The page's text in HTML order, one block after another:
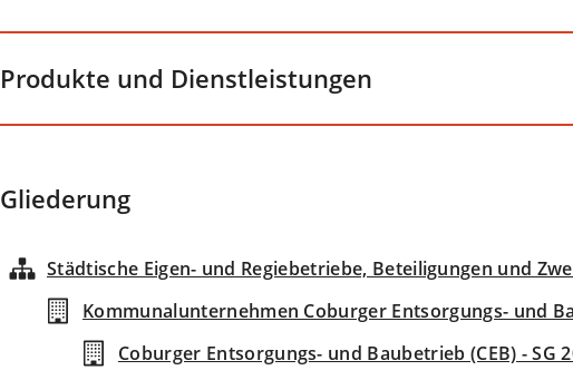
Produkte und Dienstleistungen
Gliederung
Städtische Eigen- und Regiebetriebe, Beteiligungen und
Kommunalunternehmen Coburger Entsorgungs- und
Coburger Entsorgungs- und Baubetrieb (CEB) - SG